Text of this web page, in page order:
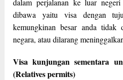
dalam perjalanan ke luar
dibawa yaitu visa dengan
kemungkinan besar anda tidak
negara, atau dilarang
Visa kunjungan sementara
(Relatives permits)